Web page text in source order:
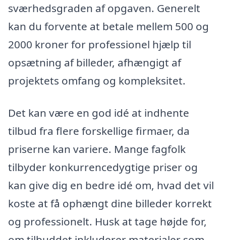
sværhedsgraden af opgaven. Generelt
kan du forvente at betale mellem 500 og
2000 kroner for professionel hjælp til
opsætning af billeder, afhængigt af
projektets omfang og kompleksitet.
Det kan være en god idé at indhente
tilbud fra flere forskellige firmaer, da
priserne kan variere. Mange fagfolk
tilbyder konkurrencedygtige priser og
kan give dig en bedre idé om, hvad det vil
koste at få ophængt dine billeder korrekt
og professionelt. Husk at tage højde for,